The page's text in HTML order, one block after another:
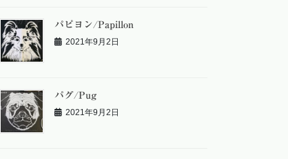
パピヨン/Papillon
2021年9月2日
パグ/Pug
2021年9月2日